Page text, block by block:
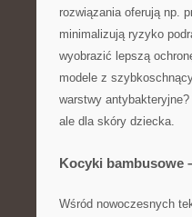
rozwiązania oferują np.
minimalizują ryzyko
wyobrazić lepszą
modele z
warstwy
ale dla skóry dziecka.
Kocyki bambusowe
Wśród nowoczesnych